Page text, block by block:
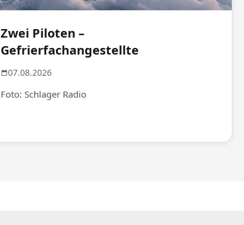
Zwei Piloten –
Gefrierfachangestellte
07.08.2026
Foto: Schlager Radio